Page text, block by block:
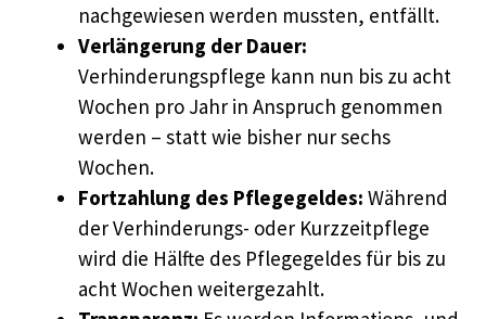
nachgewiesen werden mussten, entfällt.
Verlängerung der Dauer:
Verhinderungspflege kann nun bis zu acht
Wochen pro Jahr in Anspruch genommen
werden – statt wie bisher nur sechs
Wochen.
Fortzahlung des Pflegegeldes: Während
der Verhinderungs- oder Kurzzeitpflege
wird die Hälfte des Pflegegeldes für bis zu
acht Wochen weitergezahlt.